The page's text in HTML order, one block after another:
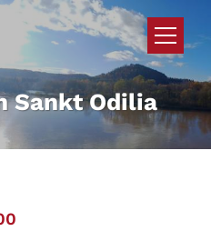
Sankt Odilia